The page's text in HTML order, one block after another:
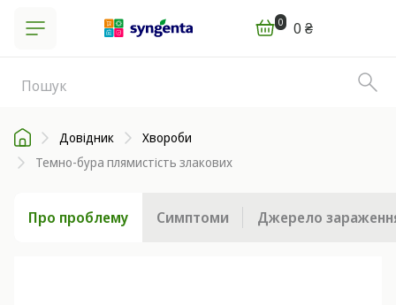
0 0 ₴
Довідник
Хвороби
Темно-бура плямистість злакових
Про проблему Симптоми Джерело